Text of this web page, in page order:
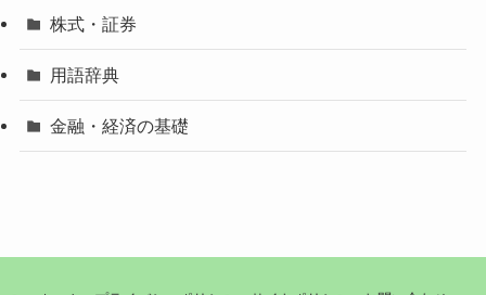
株式・証券
用語辞典
金融・経済の基礎